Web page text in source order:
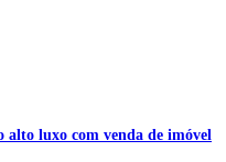
luxo com venda de imóvel